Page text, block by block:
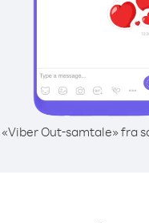
«Viber Out-samtale» fra